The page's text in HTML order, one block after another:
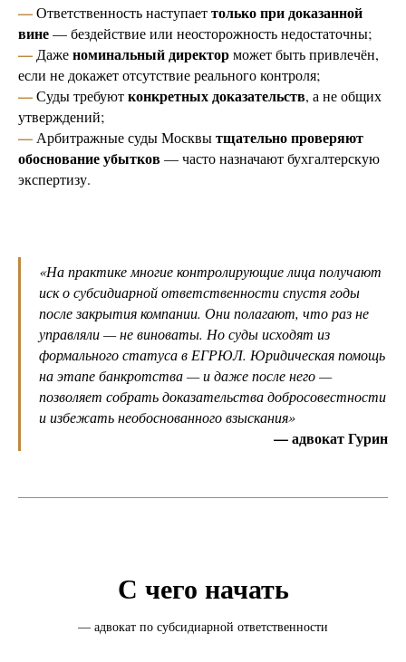
—Ответственность наступаеттолько при доказанной
вине— бездействие или неосторожность недостаточны;
— Даженоминальный директорможет быть привлечён,
если не докажет отсутствие реального контроля;
—Суды требуютконкретных доказательств, а не общих
утверждений;
— Арбитражные суды Москвытщательно проверяют
обоснование убытков— часто назначают бухгалтерскую
экспертизу.
«На практике многие контролирующие лица получают
иск о субсидиарной ответственности спустя годы
после закрытия компании. Они полагают, что раз не
управляли — не виноваты. Но суды исходят из
формального статуса в ЕГРЮЛ. Юридическая помощь
на этапе банкротства — и даже после него —
позволяет собрать доказательства добросовестности
и избежать необоснованного взыскания»
— адвокат Гурин
С чего начать
— адвокат по субсидиарной ответственности